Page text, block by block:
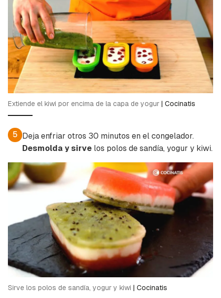
Extiende el kiwi por encima de la capa de yogur | Cocinatis
5 Deja enfriar otros 30 minutos en el congelador.
Desmolda y sirve los polos de sandía, yogur y kiwi.
Sirve los polos de sandía, yogur y kiwi | Cocinatis